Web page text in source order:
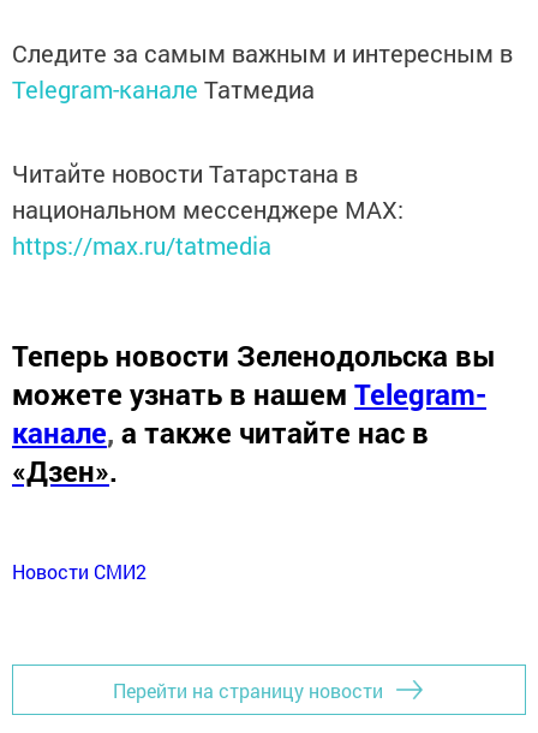
Следите за самым важным и интересным в
Telegram-канале Татмедиа
Читайте новости Татарстана в
национальном мессенджере MАХ:
https://max.ru/tatmedia
Теперь новости Зеленодольска вы
можете узнать в нашем Telegram-
канале, а также читайте нас в
«Дзен».
Новости СМИ2
Перейти на страницу новости